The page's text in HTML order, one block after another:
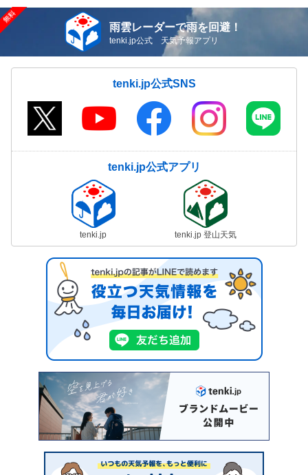
雨雲レーダーで雨を回避！
tenki.jp公式 天気予報アプリ
tenki.jp公式SNS
tenki.jp公式アプリ
tenki.jp tenki.jp 登山天気